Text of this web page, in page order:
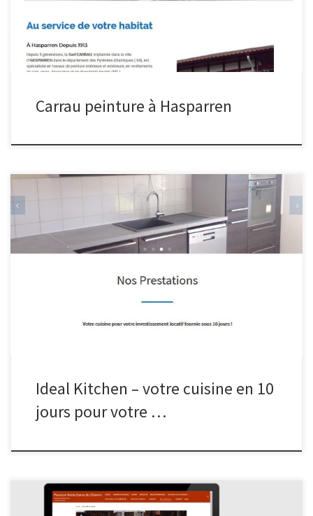
Carrau peinture à Hasparren
Ideal Kitchen – votre cuisine en 10
jours pour votre …